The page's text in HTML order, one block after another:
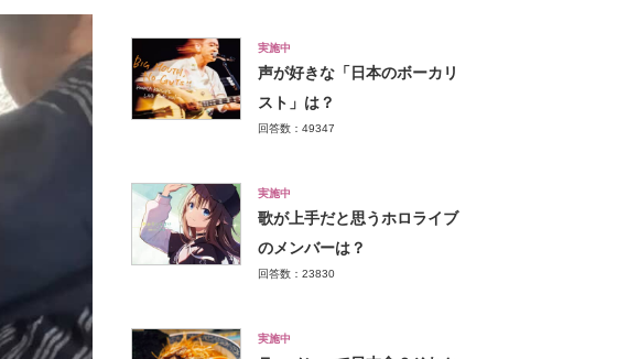
実施中
声が好きな「日本のボーカリ
スト」は？
回答数：49347
実施中
歌が上手だと思うホロライブ
のメンバーは？
回答数：23830
実施中